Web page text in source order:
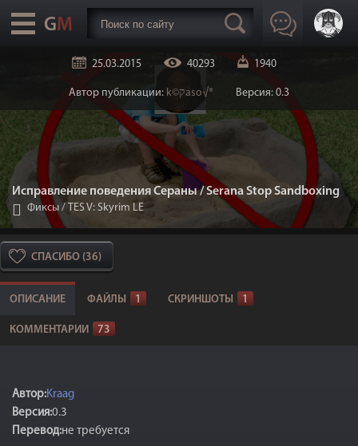
25.03.2015 40293 1940
Автор публикации: k©קaso√® Версия: 0.3
Исправление поведения Сераны / Serana Stop Sandboxing
Фиксы / TES V: Skyrim LE
СПАСИБО (36)
ОПИСАНИЕ ФАЙЛЫ 1 СКРИНШОТЫ 1
КОММЕНТАРИИ 73
Автор:Kraag
Версия:0.3
Перевод:не требуется